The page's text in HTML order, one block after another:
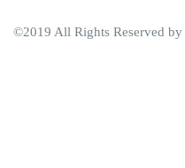
©2019 All Rights Reserved by